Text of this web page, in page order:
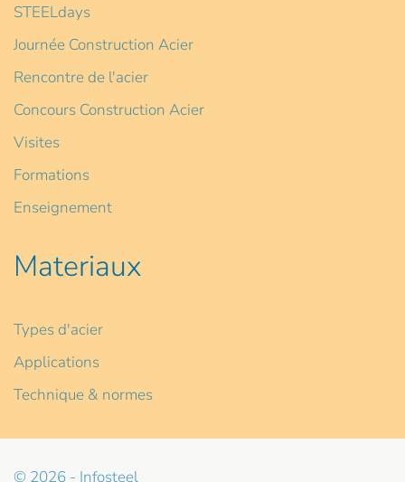
STEELdays
Journée Construction Acier
Rencontre de l'acier
Concours Construction Acier
Visites
Formations
Enseignement
Materiaux
Types d'acier
Applications
Technique & normes
© 2026 - Infosteel